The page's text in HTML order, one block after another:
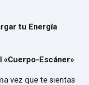
tu Energía
«Cuerpo-Escáner»
vez que te sientas